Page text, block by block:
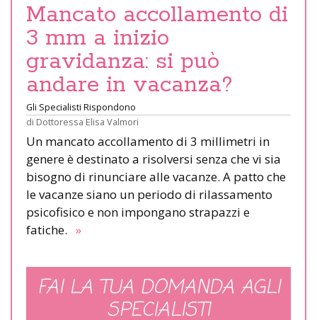
Mancato accollamento di
3 mm a inizio
gravidanza: si può
andare in vacanza?
Gli Specialisti Rispondono
di Dottoressa Elisa Valmori
Un mancato accollamento di 3 millimetri in
genere è destinato a risolversi senza che vi sia
bisogno di rinunciare alle vacanze. A patto che
le vacanze siano un periodo di rilassamento
psicofisico e non impongano strapazzi e
fatiche. »
FAI LA TUA DOMANDA AGLI
SPECIALISTI